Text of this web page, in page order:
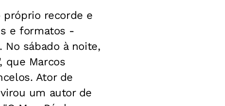
próprio recorde e
e formatos -
sábado à noite,
que Marcos
Ator de
um autor de